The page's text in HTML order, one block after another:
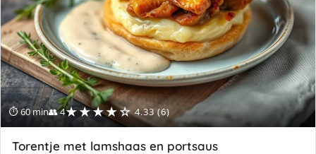
⏱ 60 min👥 4★★★★☆ 4.33 (6)
Torentje met lamshaas en portsaus